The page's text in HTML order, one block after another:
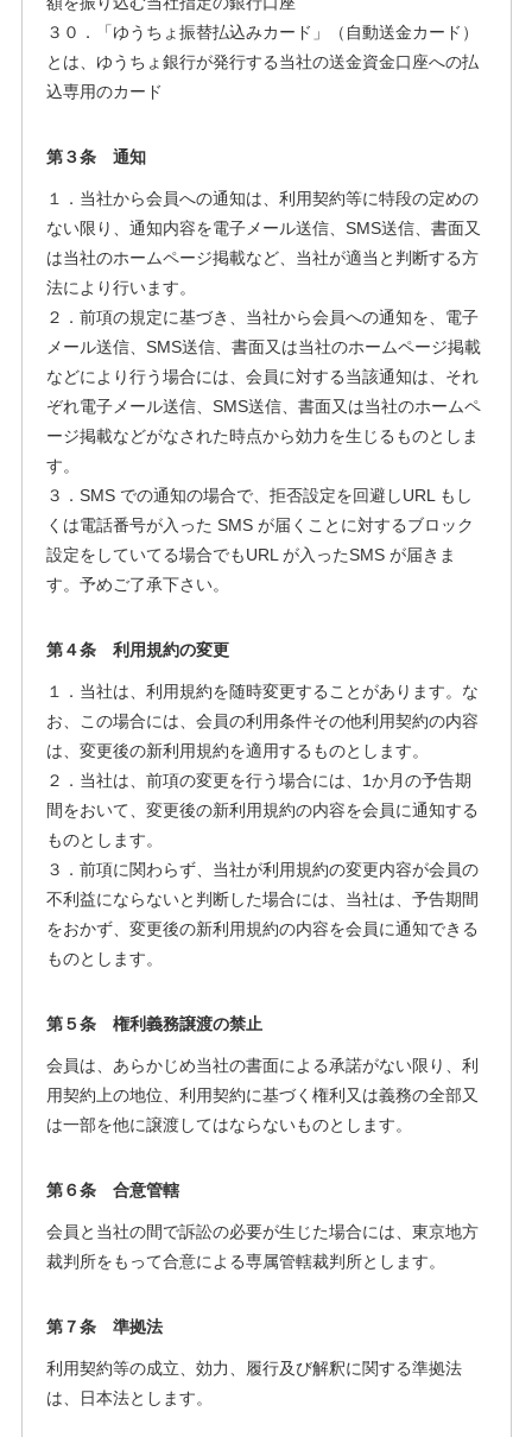
３０．「ゆうちょ振替払込みカード」（自動送金カード）
とは、ゆうちょ銀行が発行する当社の送金資金口座への払
込専用のカード
第３条 通知
１．当社から会員への通知は、利用契約等に特段の定めの
ない限り、通知内容を電子メール送信、SMS送信、書面又
は当社のホームページ掲載など、当社が適当と判断する方
法により行います。
２．前項の規定に基づき、当社から会員への通知を、電子
メール送信、SMS送信、書面又は当社のホームページ掲載
などにより行う場合には、会員に対する当該通知は、それ
ぞれ電子メール送信、SMS送信、書面又は当社のホームペ
ージ掲載などがなされた時点から効力を生じるものとしま
す。
３．SMS での通知の場合で、拒否設定を回避しURL もし
くは電話番号が入った SMS が届くことに対するブロック
設定をしていてる場合でもURL が入ったSMS が届きま
す。予めご了承下さい。
第４条 利用規約の変更
１．当社は、利用規約を随時変更することがあります。な
お、この場合には、会員の利用条件その他利用契約の内容
は、変更後の新利用規約を適用するものとします。
２．当社は、前項の変更を行う場合には、1か月の予告期
間をおいて、変更後の新利用規約の内容を会員に通知する
ものとします。
３．前項に関わらず、当社が利用規約の変更内容が会員の
不利益にならないと判断した場合には、当社は、予告期間
をおかず、変更後の新利用規約の内容を会員に通知できる
ものとします。
第５条 権利義務譲渡の禁止
会員は、あらかじめ当社の書面による承諾がない限り、利
用契約上の地位、利用契約に基づく権利又は義務の全部又
は一部を他に譲渡してはならないものとします。
第６条 合意管轄
会員と当社の間で訴訟の必要が生じた場合には、東京地方
裁判所をもって合意による専属管轄裁判所とします。
第７条 準拠法
利用契約等の成立、効力、履行及び解釈に関する準拠法
は、日本法とします。